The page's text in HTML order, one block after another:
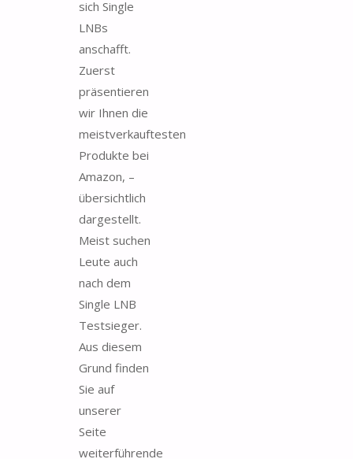
sich Single
LNBs
anschafft.
Zuerst
präsentieren
wir Ihnen die
meistverkauftesten
Produkte bei
Amazon, –
übersichtlich
dargestellt.
Meist suchen
Leute auch
nach dem
Single LNB
Testsieger.
Aus diesem
Grund finden
Sie auf
unserer
Seite
weiterführende